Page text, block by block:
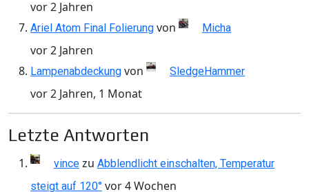
vor 2 Jahren
Ariel Atom Final Folierung von Micha
vor 2 Jahren
Lampenabdeckung von SledgeHammer
vor 2 Jahren, 1 Monat
Letzte Antworten
vince zu Abblendlicht einschalten, Temperatur
steigt auf 120° vor 4 Wochen